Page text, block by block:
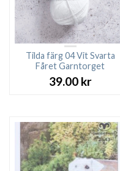
Tilda färg 04 Vit Svarta
Fåret Garntorget
39.00 kr